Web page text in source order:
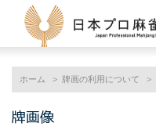
ホーム 牌画の利用について
牌画像